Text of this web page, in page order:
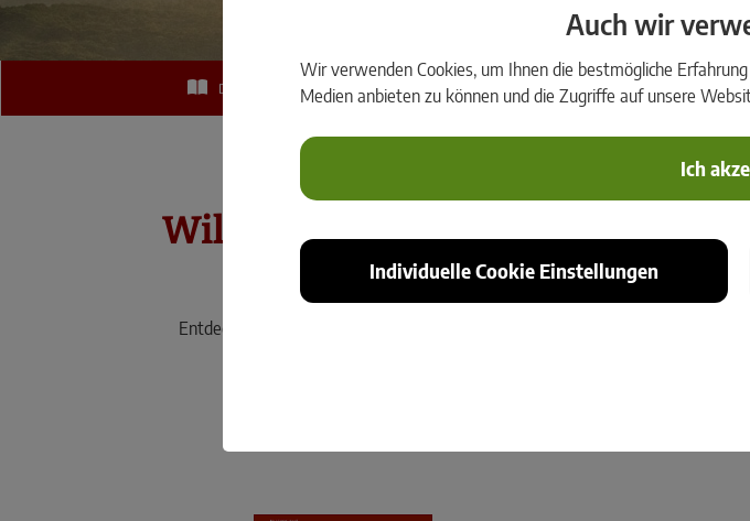
Auch wir
Wir verwenden Cookies, um Ihnen die bestmögliche
Medien anbieten zu können und die Zugriffe auf unsere
Ich
Individuelle Cookie Einstellungen
Durchblättern der GeoNews Ausgabe: GeoNews 4/2020
Willkommen bei GeoNews –
GeoNews bietet Ihnen spannende Einblicke in Geomatik,
Entdecken Sie aktuelle Trends, wissenschaftliche Beiträge, praxisnahe
Gerne senden wir Ihnen die